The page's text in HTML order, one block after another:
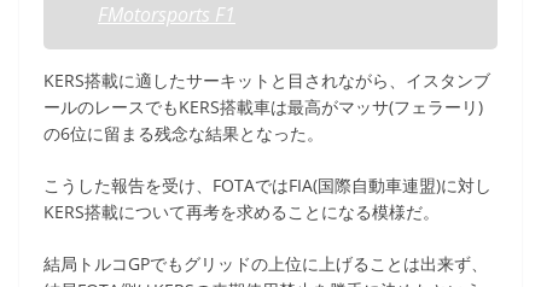
FMotorsports F1
KERS搭載に適したサーキットと目されながら、イスタンブ
ールのレースでもKERS搭載車は最高がマッサ(フェラーリ)
の6位に留まる残念な結果となった。
こうした報告を受け、FOTAではFIA(国際自動車連盟)に対し
KERS搭載について再考を求めることになる模様だ。
結局トルコGPでもグリッドの上位に上げることは出来ず、